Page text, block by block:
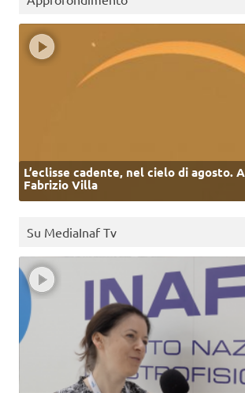
L’eclisse cadente, nel cielo di agosto.
Fabrizio Villa
Su MediaInaf Tv